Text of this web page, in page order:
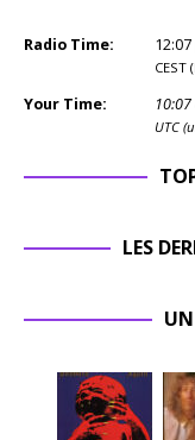
Radio Time: 12:07
CEST
Your Time: 10:07
UTC
LES